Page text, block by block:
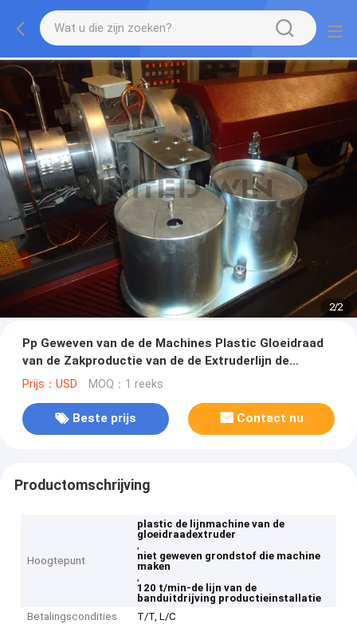
2/2
Pp Geweven van de de Machines Plastic Gloeidraad
van de Zakproductie van de de Extruderlijn de
Machinesfabrikant
Prijs：USD MOQ：1 reeks
Beste prijs Contact nu
Productomschrijving
Hoogtepunt
plastic de lijnmachine van de
gloeidraadextruder
,
niet geweven grondstof die machine
maken
,
120 t/min-de lijn van de
banduitdrijving productieinstallatie
Betalingscondities
T/T, L/C